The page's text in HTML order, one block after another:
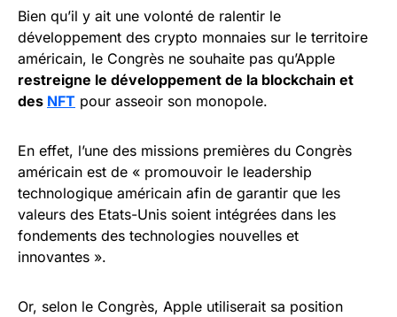
Bien qu’il y ait une volonté de ralentir le
développement des crypto monnaies sur le territoire
américain, le Congrès ne souhaite pas qu’Apple
restreigne le développement de la blockchain et
des NFT pour asseoir son monopole.
En effet, l’une des missions premières du Congrès
américain est de « promouvoir le leadership
technologique américain afin de garantir que les
valeurs des Etats-Unis soient intégrées dans les
fondements des technologies nouvelles et
innovantes ».
Or, selon le Congrès, Apple utiliserait sa position